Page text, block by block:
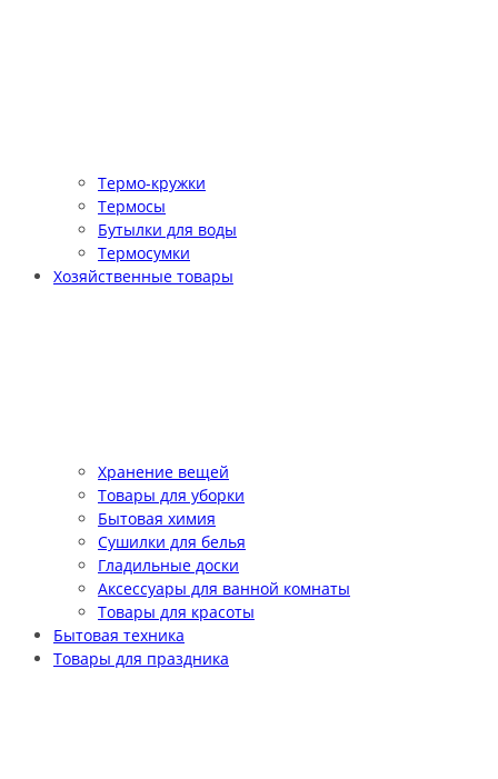
Термо-кружки
Термосы
Бутылки для воды
Термосумки
Хозяйственные товары
Хранение вещей
Товары для уборки
Бытовая химия
Сушилки для белья
Гладильные доски
Аксессуары для ванной комнаты
Товары для красоты
Бытовая техника
Товары для праздника